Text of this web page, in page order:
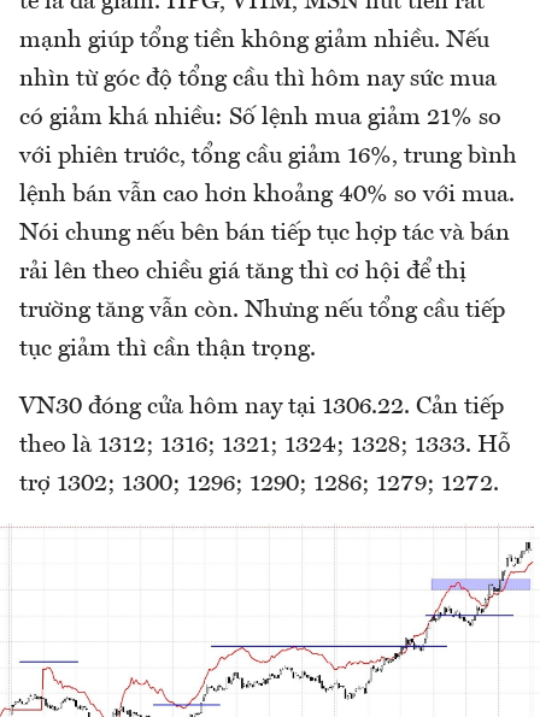
mạnh giúp tổng tiền không giảm nhiều. Nếu
nhìn từ góc độ tổng cầu thì hôm nay sức mua
có giảm khá nhiều: Số lệnh mua giảm 21% so
với phiên trước, tổng cầu giảm 16%, trung bình
lệnh bán vẫn cao hơn khoảng 40% so với mua.
Nói chung nếu bên bán tiếp tục hợp tác và bán
rải lên theo chiều giá tăng thì cơ hội để thị
trường tăng vẫn còn. Nhưng nếu tổng cầu tiếp
tục giảm thì cần thận trọng.
VN30 đóng cửa hôm nay tại 1306.22. Cản tiếp
theo là 1312; 1316; 1321; 1324; 1328; 1333. Hỗ
trợ 1302; 1300; 1296; 1290; 1286; 1279; 1272.